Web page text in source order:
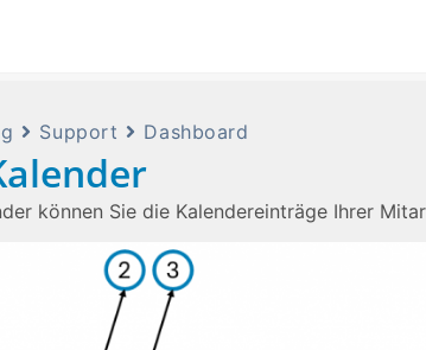
Support Dashboard
können Sie die Kalendereinträge Ihrer